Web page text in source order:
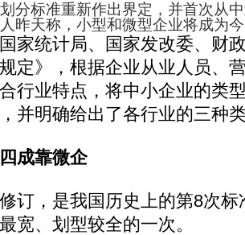
标准重新作出界定，并首次从中
昨天称，小型和微型企业将成为
统计局、国家发改委、财
定》，根据企业从业人员、
行业特点，将中小企业的类
并明确给出了各行业的三种
成靠微企
，是我国历史上的第8次标
宽、划型较全的一次。